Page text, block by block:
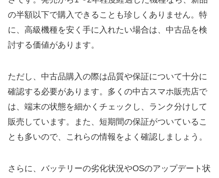
の半額以下で購入できることも珍しくありません。特
に、高級機種を安く手に入れたい場合は、中古品を検
討する価値があります。
ただし、中古品購入の際は品質や保証について十分に
確認する必要があります。多くの中古スマホ販売店で
は、端末の状態を細かくチェックし、ランク分けして
販売しています。また、短期間の保証がついているこ
とも多いので、これらの情報をよく確認しましょう。
さらに、バッテリーの劣化状況やOSのアップデート状